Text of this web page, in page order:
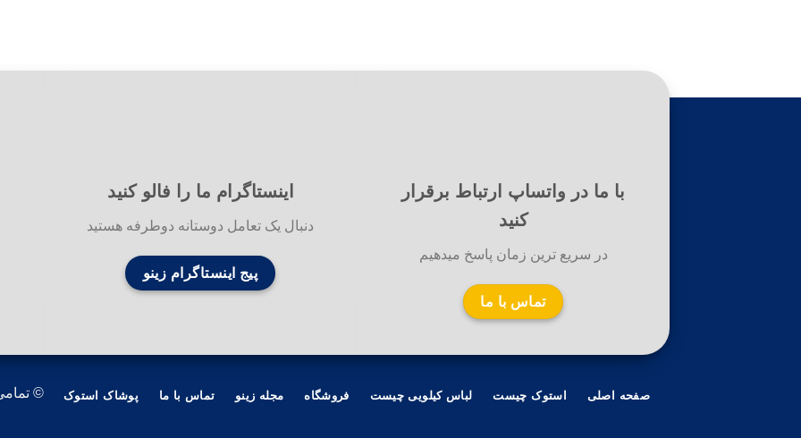
با ما در واتساپ ارتباط برقرار
کنید
در سریع ترین زمان پاسخ میدهیم
تماس با ما
اینستاگرام ما را فالو کنید
دنبال یک تعامل دوستانه دوطرفه هستید
پیج اینستاگرام زینو
صفحه اصلی استوک چیست لباس کیلویی چیست فروشگاه مجله زینو تماس با ما پوشاک استوک ©